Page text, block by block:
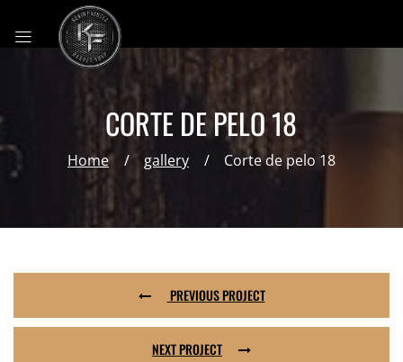
CORTE DE PELO 18
Home gallery Corte de pelo 18
PREVIOUS PROJECT
NEXT PROJECT